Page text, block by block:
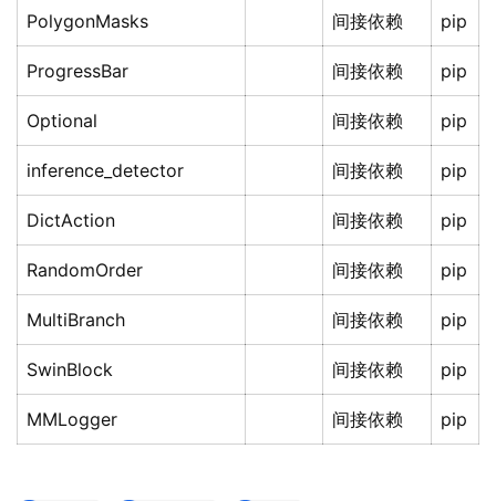
PolygonMasks 间接依赖 pip
ProgressBar 间接依赖 pip
Optional 间接依赖 pip
inference_detector 间接依赖 pip
DictAction 间接依赖 pip
RandomOrder 间接依赖 pip
MultiBranch 间接依赖 pip
SwinBlock 间接依赖 pip
MMLogger 间接依赖 pip